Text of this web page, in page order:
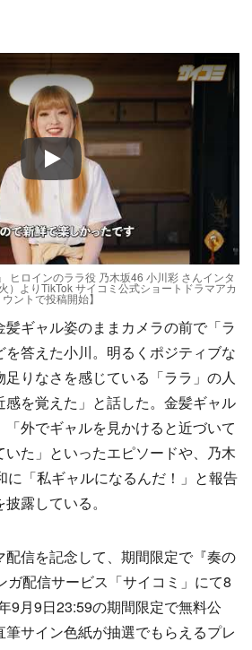
Play
ヒロインのララ役 乃木坂46 小川彩 さんインタ
）よりTikTok サイコミ公式ショートドラマアカ
ウントで投稿開始】
ギャル姿のままカメラの前で「ラ
答えた小川。明るくポジティブな
りなさを感じている「ララ」の人
を覚えた」と話した。金髪ギャル
外でギャルを見かけると近づいて
た」といったエピソードや、乃木
に「私ギャルになるんだ！」と報告
露している。
信を記念して、期間限定で『奏の
ガ配信サービス「サイコミ」にて8
9月9日23:59の期間限定で無料公
サイン色紙が抽選でもらえるプレ